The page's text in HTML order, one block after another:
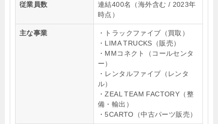
従業員数
連結400名（海外含む / 2023年
時点）
主な事業
・トラックファイブ（買取）
・LIMA TRUCKS（販売）
・MMコネクト（コールセンタ
ー）
・レンタルファイブ（レンタ
ル）
・ZEAL TEAM FACTORY（整
備・輸出）
・5CARTO（中古パーツ販売）